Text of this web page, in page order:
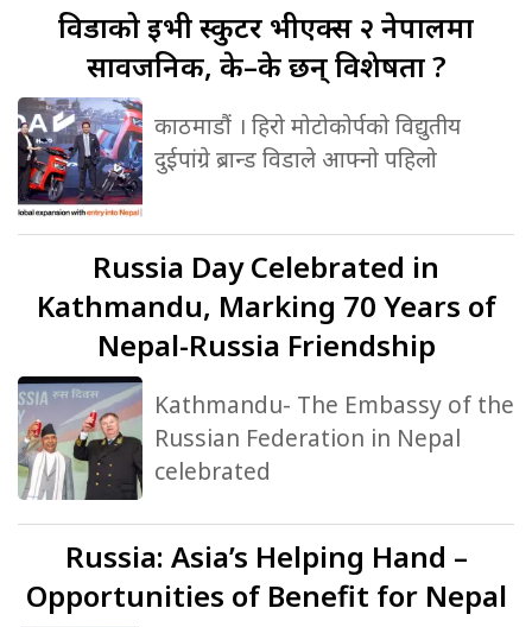
विडाकोईभी स्कुटर भीएक्स २ नेपालमा
सार्वजनिक, के–के छन् विशेषता ?
काठमाडौं । हिरो मोटोकोर्पको विद्युतीय
दुईपांग्रे ब्रान्ड विडाले आफ्नो पहिलो
Russia Day Celebrated in
Kathmandu, Marking 70 Years of
Nepal-Russia Friendship
Kathmandu- The Embassy of the
Russian Federation in Nepal
celebrated
Russia: Asia’s Helping Hand –
Opportunities of Benefit for Nepal